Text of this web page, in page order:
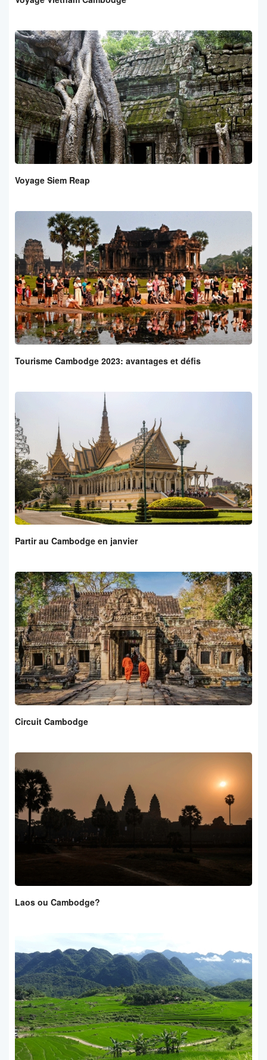
Voyage Siem Reap
Tourisme Cambodge 2023: avantages et défis
Partir au Cambodge en janvier
Circuit Cambodge
Laos ou Cambodge?